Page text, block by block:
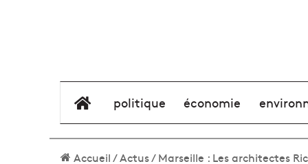
élément de menu
politique économie
Accueil/Actus/Marseille : Les architectes